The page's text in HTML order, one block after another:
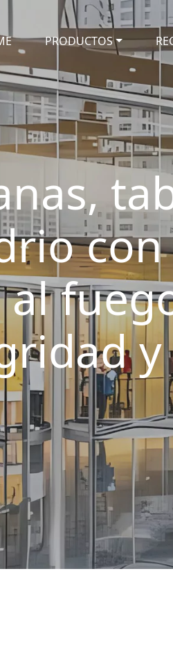
PRODUCTOS